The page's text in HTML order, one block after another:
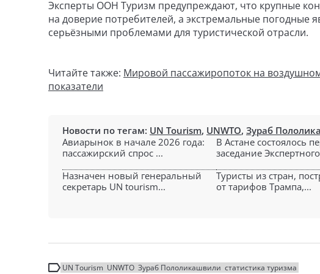
Эксперты ООН Туризм предупреждают, что крупные
на доверие потребителей, а экстремальные погодные
серьёзными проблемами для туристической отрасли.
Читайте также: Мировой пассажиропоток на
показатели
Новости по тегам: UN Tourism, UNWTO, Зураб
Авиарынок в начале 2026 года:
пассажирский спрос ...
В Астане состоялось
заседание
Назначен новый генеральный
секретарь UN tourism...
Туристы из стран,
от тарифов Трампа,...
UN Tourism UNWTO Зураб Пололикашвили статистика туризма